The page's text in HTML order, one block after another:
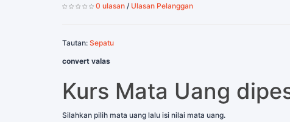
0 ulasan / Ulasan Pelanggan
Tautan: Sepatu
convert valas
Kurs Mata Uang
Silahkan pilih mata uang lalu isi nilai mata uang.